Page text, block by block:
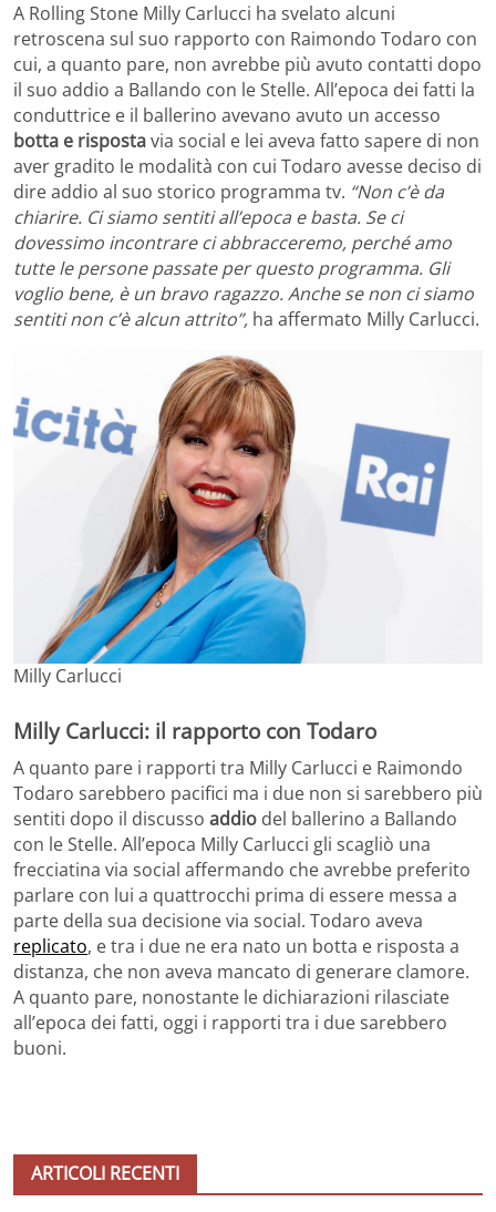
A Rolling Stone Milly Carlucci ha svelato alcuni
retroscena sul suo rapporto con Raimondo Todaro con
cui, a quanto pare, non avrebbe più avuto contatti dopo
il suo addio a Ballando con le Stelle. All’epoca dei fatti la
conduttrice e il ballerino avevano avuto un accesso
botta e rispostavia social e lei aveva fatto sapere di non
aver gradito le modalità con cui Todaro avesse deciso di
dire addio al suo storico programma tv. “Non c’è da
chiarire. Ci siamo sentiti all’epoca e basta. Se ci
dovessimo incontrare ci abbracceremo, perché amo
tutte le persone passate per questo programma. Gli
voglio bene, è un bravo ragazzo. Anche se non ci siamo
sentiti non c’è alcun attrito”, ha affermato Milly Carlucci.
Milly Carlucci
Milly Carlucci: il rapporto con Todaro
A quanto pare i rapporti tra Milly Carlucci e Raimondo
Todaro sarebbero pacifici ma i due non si sarebbero più
sentiti dopo il discusso addio del ballerino a Ballando
con le Stelle. All’epoca Milly Carlucci gli scagliò una
frecciatina via social affermando che avrebbe preferito
parlare con lui a quattrocchi prima di essere messa a
parte della sua decisione via social. Todaro aveva
replicato, e tra i due ne era nato un botta e risposta a
distanza, che non aveva mancato di generare clamore.
A quanto pare, nonostante le dichiarazioni rilasciate
all’epoca dei fatti, oggi i rapporti tra i due sarebbero
buoni.
ARTICOLI RECENTI